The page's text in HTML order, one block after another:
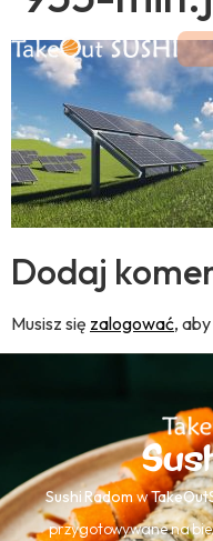
Dodaj
Musisz się zalogować,
Sushi Radomw
przygotowywane na